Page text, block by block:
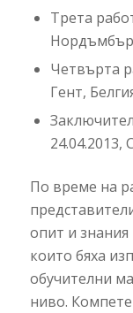
Трета
Четвърта
Гент,
24.04.2013,
По време на
опит и
които бяха
обучителни
ниво.